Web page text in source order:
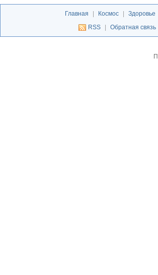
Главная Космос Здоровье
RSS
Обратная связь